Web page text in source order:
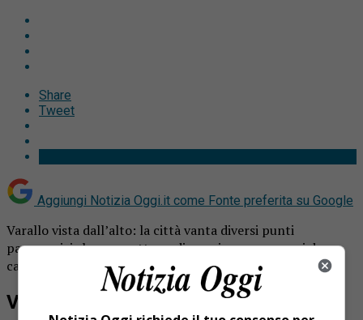
Share
Tweet
Aggiungi Notizia Oggi.it come Fonte preferita su Google
Varallo vista dall’alto: la città vanta diversi punti
panoramici che permettono di ammirare panorami da
cartolina.
Varallo vista dall’alto